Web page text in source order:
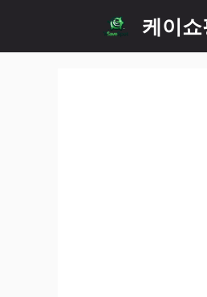
content
케이